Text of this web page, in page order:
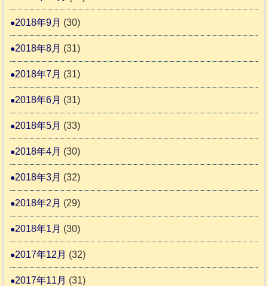
2018年9月 (30)
2018年8月 (31)
2018年7月 (31)
2018年6月 (31)
2018年5月 (33)
2018年4月 (30)
2018年3月 (32)
2018年2月 (29)
2018年1月 (30)
2017年12月 (32)
2017年11月 (31)